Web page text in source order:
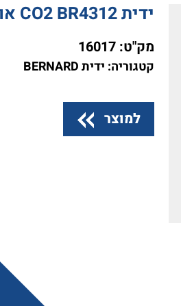
ידית CO2 BR4312 אורך 4 מטר דגם ברנרד
מק"ט: 16017
קטגוריה: ידית BERNARD
למוצר